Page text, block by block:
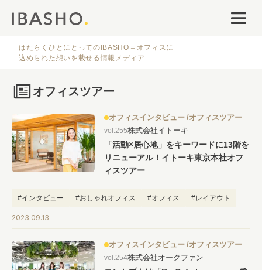
ファシリティナレッジ
人気のタグ
#働き方 #特集 #レイアウト #オフィス移転 #その他
はたらくひとにとってのIBASHO＝オフィスに
込められた想いを載せる情報メディア
オフィスツアー
オフィスインタビュー オフィスツアー
vol.255株式会社イトーキ
「活動×居心地」をキーワードに13階を
リニューアル！イトーキ東京本社オフ
ィスツアー
#インタビュー #おしゃれオフィス #オフィス #レイアウト
2023.09.13
オフィスインタビュー オフィスツアー
vol.254株式会社オークファン